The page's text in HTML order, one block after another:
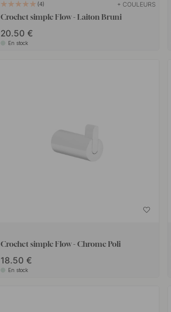
4 + COULEURS
Crochet simple Flow - Laiton Bruni
20.50 €
En stock
Crochet simple Flow - Chrome Poli
18.50 €
En stock